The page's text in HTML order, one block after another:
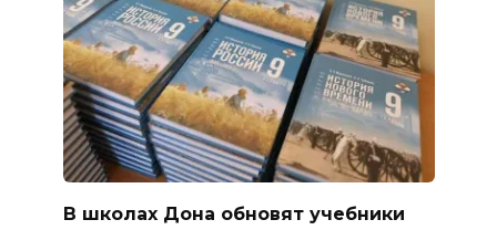
В школах Дона обновят учебники